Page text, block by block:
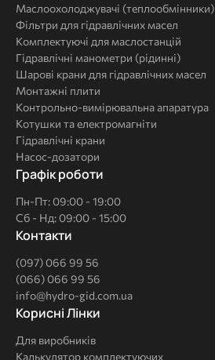
Маслоохолоджувачі (теплообмінники)
Фільтри для гідравлічних масел
Комплектуючі для маслостанцій
Гідравлічні манометри (рідинні)
Шарові крани для гідравлічних масел
Монтажні плити
Контрольно-вимірювальна апаратура
Котушки та електромагніти
Гідравлічні крани
Насос-дозатори
Графік роботи
Пн-Пт: 09:00 - 19:00
Сб - Нд: 09:00 - 15:00
Контакти
(097) 066 99 56
(066) 066 99 56
info@hydro-gid.com.ua
Корисні
Корисні Лінки
Для виробників
Калькулятор комплектуючих